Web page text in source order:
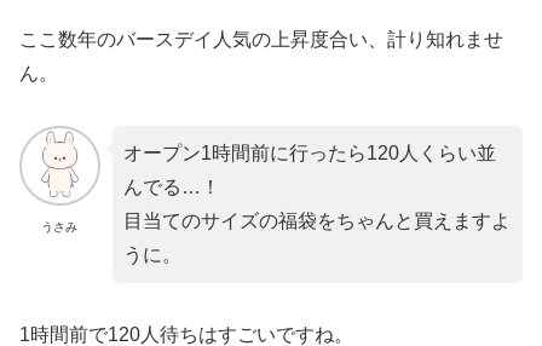
ここ数年のバースデイ人気の上昇度合い、計り知れませ
ん。
うさみ
オープン1時間前に行ったら120人くらい並
んでる…！
目当てのサイズの福袋をちゃんと買えますよ
うに。
1時間前で120人待ちはすごいですね。